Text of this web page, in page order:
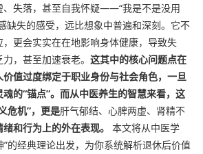
、失落，甚至自我怀疑——“我是不是没用
缺失的感受，远比想象中普遍和深刻。它不
更会实实在在地影响身体健康，导致失
，甚至加速衰老。 这其中的核心问题点在
值过度绑定于职业身份与社会角色，一旦
的“锚点”。而从中医养生的智慧来看，这
危机”，更是肝气郁结、心脾两虚、肾精不
和行为上的外在表现。
本文将从中医学
”的经典理论出发，为你系统解析退休后价值